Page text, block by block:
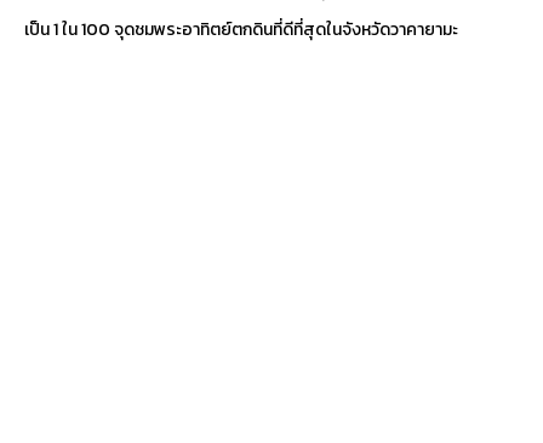
เป็น 1 ใน 100 จุดชมพระอาทิตย์ตกดินที่ดีที่สุดในจังหวัดวาคายามะ